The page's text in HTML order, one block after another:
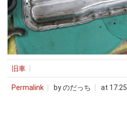
旧車
Permalink by のだっち at 17:25